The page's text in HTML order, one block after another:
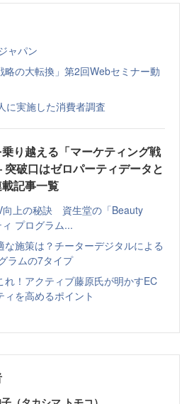
ャパン
略の大転換」第2回Webセミナー動
に実施した消費者調査
り越える「マーケティング戦
破口はゼロパーティデータと
記事一覧
向上の秘訣 資生堂の「Beauty
プログラム...
な施策は？チーターデジタルによる
ラムの7タイプ
れ！アクティブ藤原氏が明かすEC
を高めるポイント